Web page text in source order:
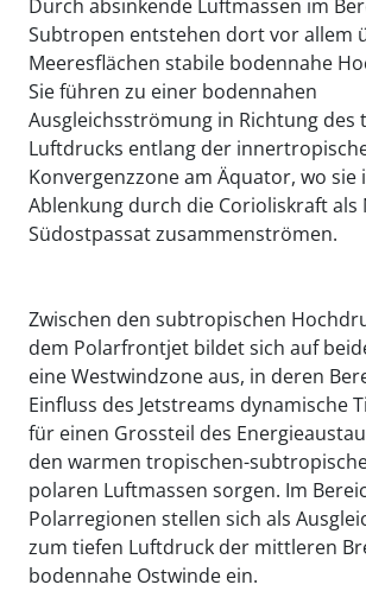
Durch absinkende Luftmassen im
Subtropen entstehen dort vor allem
Meeresflächen stabile bodennahe
Sie führen zu einer bodennahen
Ausgleichsströmung in Richtung des
Luftdrucks entlang der
Konvergenzzone am Äquator, wo sie
Ablenkung durch die Corioliskraft
Südostpassat zusammenströmen.
Zwischen den subtropischen
dem Polarfrontjet bildet sich auf
eine Westwindzone aus, in deren
Einfluss des Jetstreams dynamische
für einen Grossteil des
den warmen tropischen-
polaren Luftmassen sorgen. Im
Polarregionen stellen sich als
zum tiefen Luftdruck der mittleren
bodennahe Ostwinde ein.